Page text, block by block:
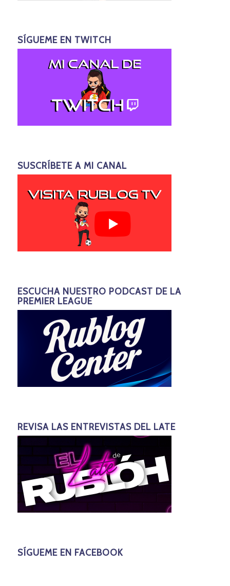
SÍGUEME EN TWITCH
SUSCRÍBETE A MI CANAL
ESCUCHA NUESTRO PODCAST DE LA
PREMIER LEAGUE
REVISA LAS ENTREVISTAS DEL LATE
SÍGUEME EN FACEBOOK